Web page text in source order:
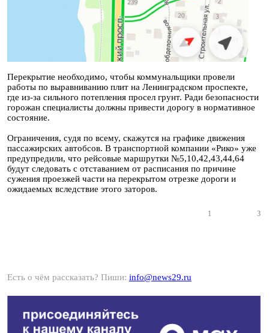
Перекрытие необходимо, чтобы коммунальщики провели
работы по выравниванию плит на Ленинградском проспекте,
где из-за сильного потепления просел грунт. Ради безопасности
горожан специалисты должны привести дорогу в нормативное
состояние.
Ограничения, судя по всему, скажутся на графике движения
пассажирских автобсов. В транспортной компании «Рико» уже
предупредили, что рейсовые маршрутки №5,10,42,43,44,64
будут следовать с отставанием от расписания по причине
сужения проезжей части на перекрытом отрезке дороги и
ожидаемых вследствие этого заторов.
1 3
Есть о чём рассказать? Пиши: info@news29.ru